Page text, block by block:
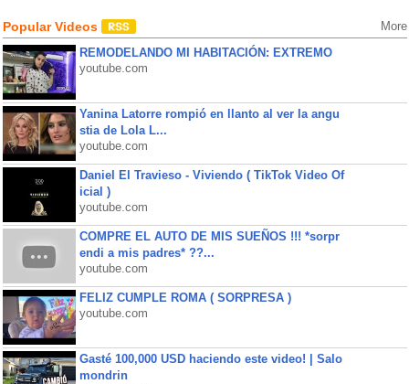
Popular Videos More
REMODELANDO MI HABITACIÓN: EXTREMO
youtube.com
Yanina Latorre rompió en llanto al ver la angu
stia de Lola L...
youtube.com
Daniel El Travieso - Viviendo ( TikTok Video Of
icial )
youtube.com
COMPRE EL AUTO DE MIS SUEÑOS !!! *sorpr
endi a mis padres* ??...
youtube.com
FELIZ CUMPLE ROMA ( SORPRESA )
youtube.com
Gasté 100,000 USD haciendo este video! | Salo
mondrin